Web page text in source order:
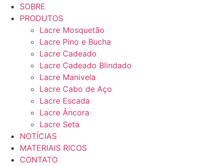
SOBRE
PRODUTOS
Lacre Mosquetão
Lacre Pino e Bucha
Lacre Cadeado
Lacre Cadeado Blindado
Lacre Manivela
Lacre Cabo de Aço
Lacre Escada
Lacre Âncora
Lacre Seta
NOTÍCIAS
MATERIAIS RICOS
CONTATO